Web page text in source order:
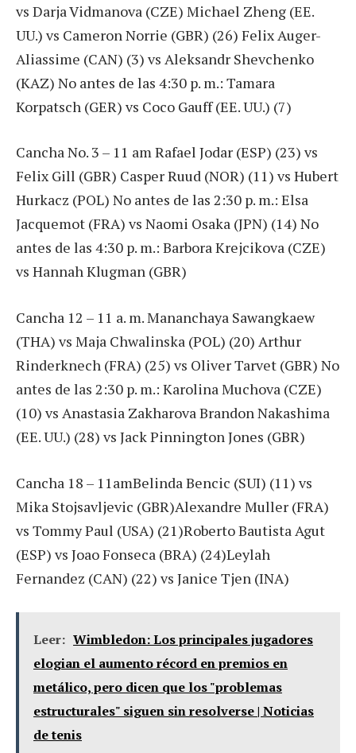
vs Darja Vidmanova (CZE) Michael Zheng (EE.
UU.) vs Cameron Norrie (GBR) (26) Felix Auger-
Aliassime (CAN) (3) vs Aleksandr Shevchenko
(KAZ) No antes de las 4:30 p. m.: Tamara
Korpatsch (GER) vs Coco Gauff (EE. UU.) (7)
Cancha No. 3 – 11 am Rafael Jodar (ESP) (23) vs
Felix Gill (GBR) Casper Ruud (NOR) (11) vs Hubert
Hurkacz (POL) No antes de las 2:30 p. m.: Elsa
Jacquemot (FRA) vs Naomi Osaka (JPN) (14) No
antes de las 4:30 p. m.: Barbora Krejcikova (CZE)
vs Hannah Klugman (GBR)
Cancha 12 – 11 a. m. Mananchaya Sawangkaew
(THA) vs Maja Chwalinska (POL) (20) Arthur
Rinderknech (FRA) (25) vs Oliver Tarvet (GBR) No
antes de las 2:30 p. m.: Karolina Muchova (CZE)
(10) vs Anastasia Zakharova Brandon Nakashima
(EE. UU.) (28) vs Jack Pinnington Jones (GBR)
Cancha 18 – 11amBelinda Bencic (SUI) (11) vs
Mika Stojsavljevic (GBR)Alexandre Muller (FRA)
vs Tommy Paul (USA) (21)Roberto Bautista Agut
(ESP) vs Joao Fonseca (BRA) (24)Leylah
Fernandez (CAN) (22) vs Janice Tjen (INA)
Leer: Wimbledon: Los principales jugadores
elogian el aumento récord en premios en
metálico, pero dicen que los "problemas
estructurales" siguen sin resolverse | Noticias
de tenis